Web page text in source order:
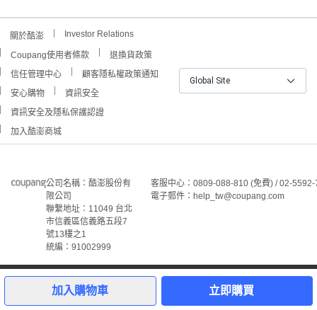
加入購物車 立即購買
1
關於酷澎 Investor Relations
Coupang使用者條款
退換貨政策
信任管理中心
顧客隱私權政策通知
安心購物
資訊安全
資訊安全及隱私保護認證
加入酷澎商城
Global Site
公司名稱：酷澎股份有
限公司
聯繫地址：11049 台北
市信義區信義路五段7
號13樓之1
統編：91002999
客服中心：0809-088-810 (免費) / 02-
電子郵件：help_tw@coupang.com
©Coupang Taiwan Co., Ltd. 保留所有權利。
本網站上顯示的所有商標、標誌和服務標誌均為酷澎股份有
限公司和/或其在美國和其他國家/地區註冊之關聯公司之所